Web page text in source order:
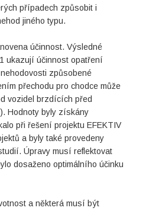
případech způsobit i
jiného typu.
účinnost. Výsledné
ukazují účinnost opatření
způsobené
přechodu pro chodce může
vozidel brzdících před
Hodnoty byly získány
při řešení projektu EFEKTIV
a byly také provedeny
Úpravy musí reflektovat
dosaženo optimálního účinku
a některá musí být